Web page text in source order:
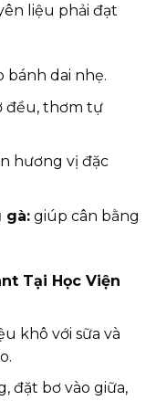
liệu phải đạt
dai nhẹ.
đều, thơm tự
hương vị đặc
gà:giúp cân bằng
Tại Học Viện
khô với sữa và
đặt bơ vào giữa,